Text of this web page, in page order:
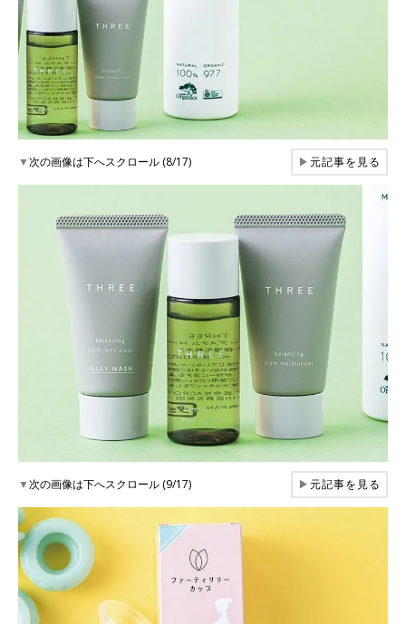
▼次の画像は下へスクロール (8/17) ▶元記事を見る
▼次の画像は下へスクロール (9/17) ▶元記事を見る